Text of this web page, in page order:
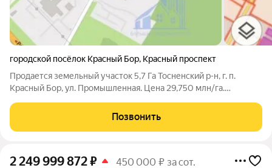
городской посёлок Красный Бор, Красный проспект
Продается земельный участок 5,7 Га Тосненский р-н, г. п.
Красный Бор, ул. Промышленная. Цена 29,750 млн/га.
есть все коммуникации ХАРАКТЕРИСТИКИ: - Общая площадь
57001 кв.м - Продажа от 2 Га
Позвонить
2 249 999 872₽ 450 000 ₽ за сот.